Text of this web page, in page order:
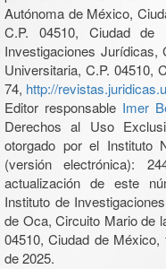
Autónoma de México,
C.P. 04510, Ciudad
Investigaciones
Universitaria, C.P. 04510,
74, http://
Editor responsable Imer
Derechos al Uso
otorgado por el Instituto
(versión electrónica):
actualización de este
Instituto de
de Oca, Circuito Mario de
04510, Ciudad de
de 2025.